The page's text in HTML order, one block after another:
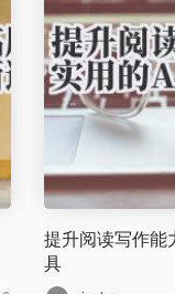
提升阅读写作能
具